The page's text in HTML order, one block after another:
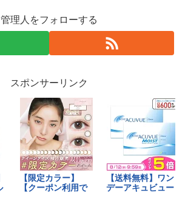
管理人をフォローする
スポンサーリンク